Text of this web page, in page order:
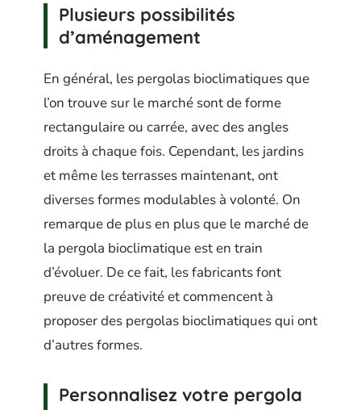
Plusieurs possibilités
d’aménagement
En général, les pergolas bioclimatiques que
l’on trouve sur le marché sont de forme
rectangulaire ou carrée, avec des angles
droits à chaque fois. Cependant, les jardins
et même les terrasses maintenant, ont
diverses formes modulables à volonté. On
remarque de plus en plus que le marché de
la pergola bioclimatique est en train
d’évoluer. De ce fait, les fabricants font
preuve de créativité et commencent à
proposer des pergolas bioclimatiques qui ont
d’autres formes.
Personnalisez votre pergola